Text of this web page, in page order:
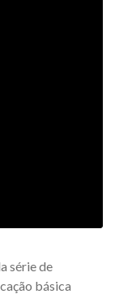
série de
básica